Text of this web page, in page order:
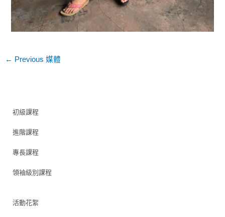
← Previous 媒體
初級課程
進階課程
專長課程
領袖級別課程
活動花絮